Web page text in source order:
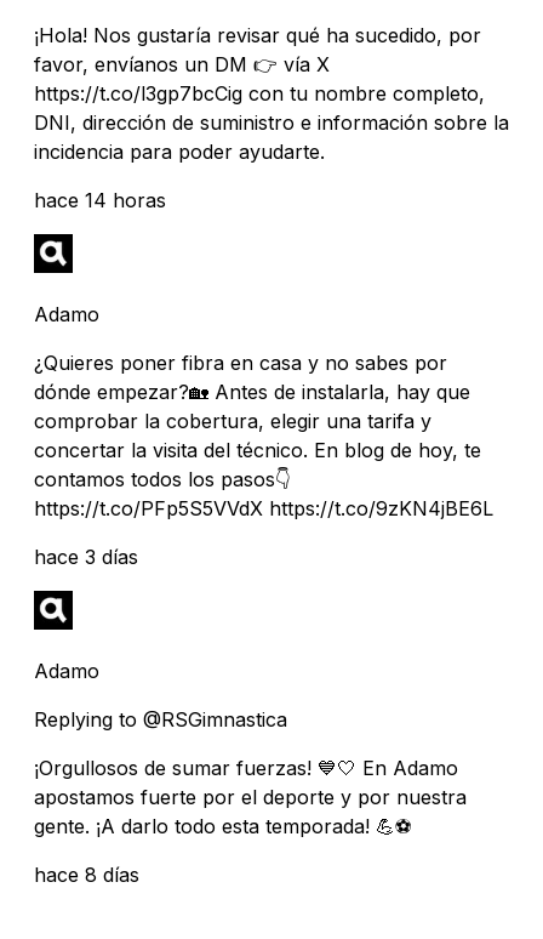
¡Hola! Nos gustaría revisar qué ha sucedido, por
favor, envíanos un DM 👉 vía X
https://t.co/l3gp7bcCig con tu nombre completo,
DNI, dirección de suministro e información sobre la
incidencia para poder ayudarte.
hace 14 horas
Adamo
¿Quieres poner fibra en casa y no sabes por
dónde empezar?🏡 Antes de instalarla, hay que
comprobar la cobertura, elegir una tarifa y
concertar la visita del técnico. En blog de hoy, te
contamos todos los pasos👇
https://t.co/PFp5S5VVdX https://t.co/9zKN4jBE6L
hace 3 días
Adamo
Replying to @RSGimnastica
¡Orgullosos de sumar fuerzas! 💙🤍 En Adamo
apostamos fuerte por el deporte y por nuestra
gente. ¡A darlo todo esta temporada! 💪⚽
hace 8 días